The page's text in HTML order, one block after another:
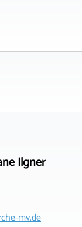
Ilgner
mv.de